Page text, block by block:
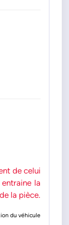
de celui
la
la pièce.
du véhicule